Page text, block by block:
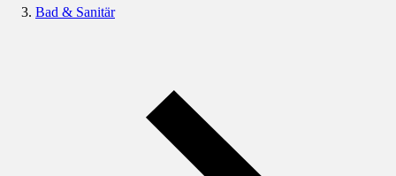
Bad & Sanitär